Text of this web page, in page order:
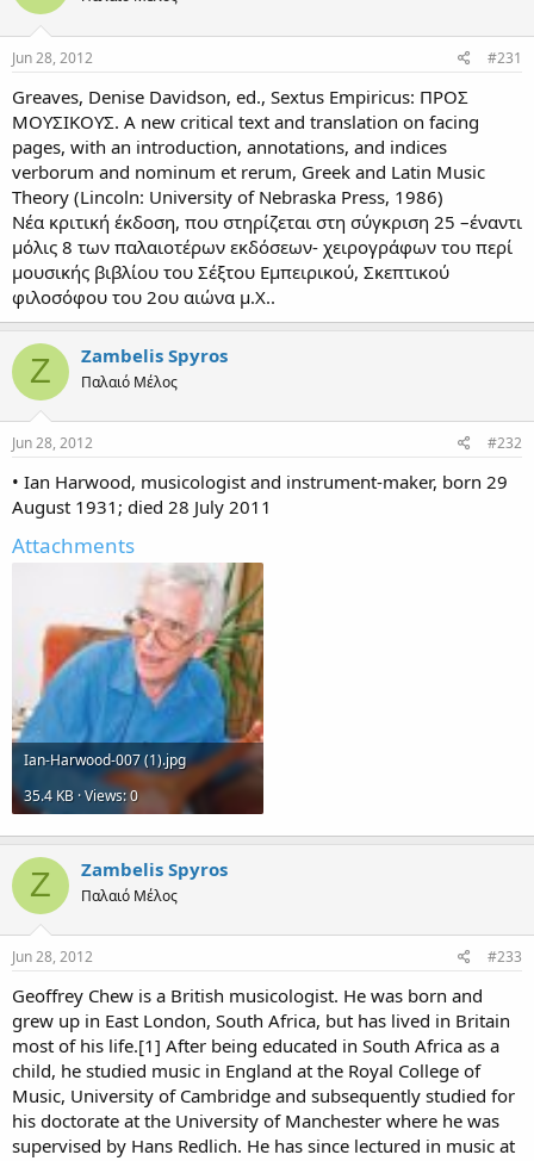
Jun 28, 2012 #231
Greaves, Denise Davidson, ed., Sextus Empiricus: ΠΡΟΣ
ΜΟΥΣΙΚΟΥΣ. Α new critical text and translation on facing
pages, with an introduction, annotations, and indices
verborum and nominum et rerum, Greek and Latin Music
Theory (Lincoln: University of Nebraska Press, 1986)
Νέα κριτική έκδοση, που στηρίζεται στη σύγκριση 25 –έναντι
μόλις 8 των παλαιοτέρων εκδόσεων- χειρογράφων του περί
μουσικής βιβλίου του Σέξτου Εμπειρικού, Σκεπτικού
φιλοσόφου του 2ου αιώνα µ.Χ..
Z Zambelis Spyros
Παλαιό Μέλος
Jun 28, 2012 #232
• Ian Harwood, musicologist and instrument-maker, born 29
August 1931; died 28 July 2011
Attachments
Ian-Harwood-007 (1).jpg
35.4 KB · Views: 0
Z Zambelis Spyros
Παλαιό Μέλος
Jun 28, 2012 #233
Geoffrey Chew is a British musicologist. He was born and
grew up in East London, South Africa, but has lived in Britain
most of his life.[1] After being educated in South Africa as a
child, he studied music in England at the Royal College of
Music, University of Cambridge and subsequently studied for
his doctorate at the University of Manchester where he was
supervised by Hans Redlich. He has since lectured in music at